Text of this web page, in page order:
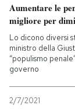
Aumentare le
migliore per
Lo dicono diversi
ministro della
“populismo
governo
2/7/2021